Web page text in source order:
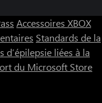
Accessoires XBOX
Standards de la
d’épilepsie liées à la
du Microsoft Store